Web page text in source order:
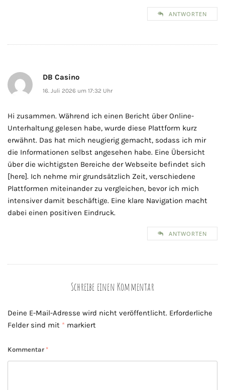
ANTWORTEN
DB Casino
16. Juli 2026 um 17:32 Uhr
Hi zusammen. Während ich einen Bericht über Online-
Unterhaltung gelesen habe, wurde diese Plattform kurz
erwähnt. Das hat mich neugierig gemacht, sodass ich mir
die Informationen selbst angesehen habe. Eine Übersicht
über die wichtigsten Bereiche der Webseite befindet sich
[here]. Ich nehme mir grundsätzlich Zeit, verschiedene
Plattformen miteinander zu vergleichen, bevor ich mich
intensiver damit beschäftige. Eine klare Navigation macht
dabei einen positiven Eindruck.
ANTWORTEN
Schreibe einen Kommentar
Deine E-Mail-Adresse wird nicht veröffentlicht. Erforderliche
Felder sind mit * markiert
Kommentar *